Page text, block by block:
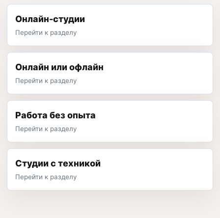
Онлайн-студии
Перейти к разделу
Онлайн или офлайн
Перейти к разделу
Работа без опыта
Перейти к разделу
Студии с техникой
Перейти к разделу